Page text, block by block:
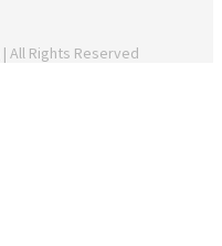
| All Rights Reserved